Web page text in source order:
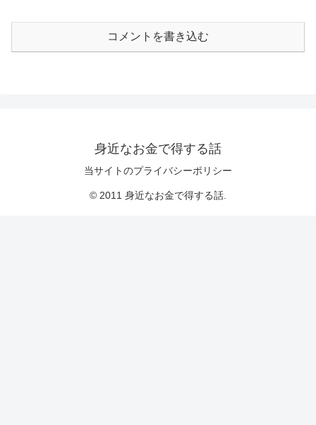
コメントを書き込む
身近なお金で得する話
当サイトのプライバシーポリシー
© 2011 身近なお金で得する話.